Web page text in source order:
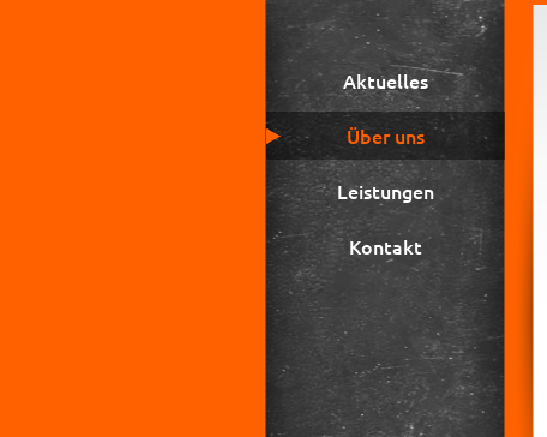
Aktuelles
Über uns
Leistungen
Kontakt